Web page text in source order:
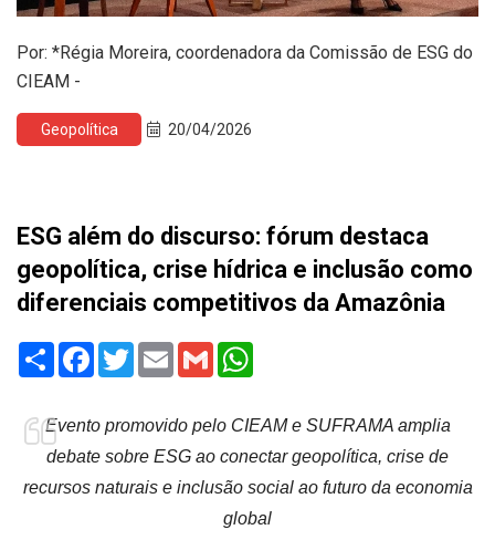
Por: *Régia Moreira, coordenadora da Comissão de ESG do
CIEAM -
Geopolítica 20/04/2026
ESG além do discurso: fórum destaca
geopolítica, crise hídrica e inclusão como
diferenciais competitivos da Amazônia
Share Facebook
TwitterEmail Gmail
Evento promovido pelo CIEAM e SUFRAMA amplia
debate sobre ESG ao conectar geopolítica, crise de
recursos naturais e inclusão social ao futuro da economia
global